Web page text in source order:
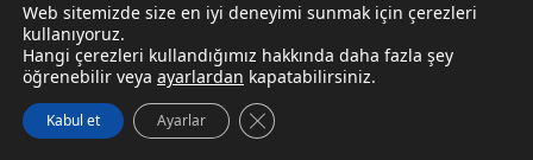
Web siteniz (zorunlu değil)
Web sitemizde size en iyi deneyimi sunmak için çerezleri
kullanıyoruz.
Hangi çerezleri kullandığımız hakkında daha fazla şey
öğrenebilir veya ayarlardan kapatabilirsiniz.
Kabul et Ayarlar GDPR çerez şeridini kapat